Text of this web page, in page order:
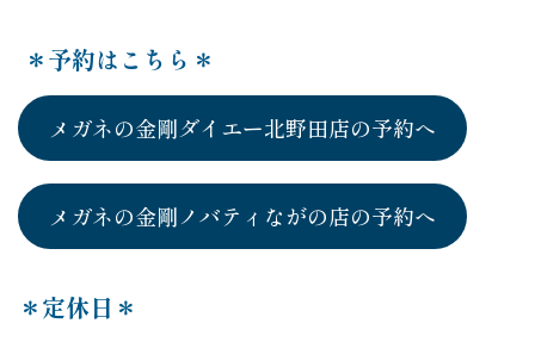
＊予約はこちら＊
メガネの金剛ダイエー北野田店の予約へ
メガネの金剛ノバティながの店の予約へ
＊定休日＊